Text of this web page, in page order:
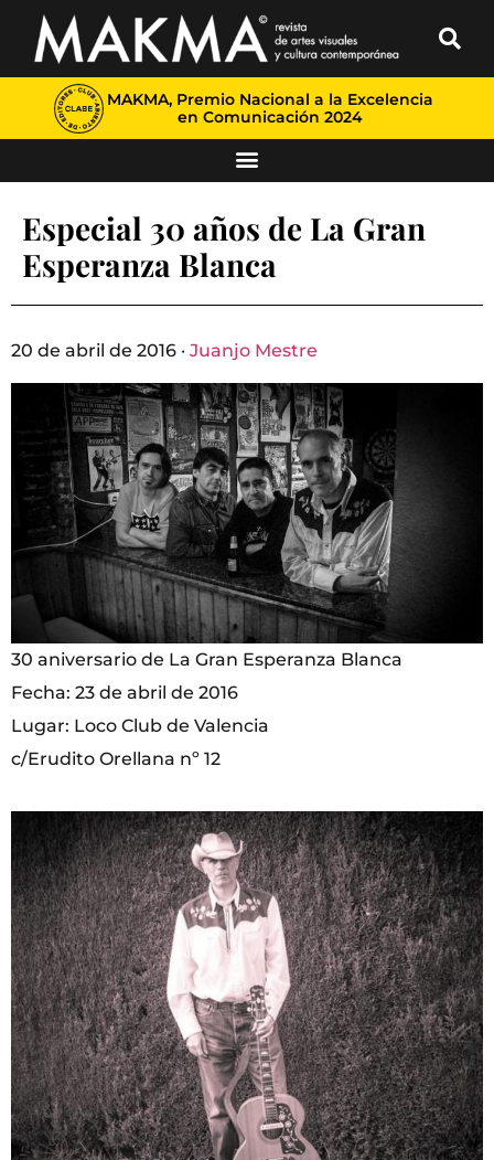
MAKMA, Premio Nacional a la Excelencia
en Comunicación 2024
Especial 30 años de La Gran
Esperanza Blanca
20 de abril de 2016 · Juanjo Mestre
30 aniversario de La Gran Esperanza Blanca
Fecha: 23 de abril de 2016
Lugar: Loco Club de Valencia
c/Erudito Orellana nº 12